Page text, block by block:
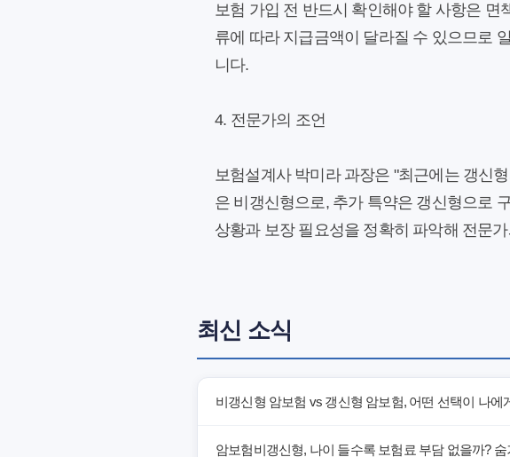
보험 가입 전 반드시 확인해야 할 사항은
류에 따라 지급금액이 달라질 수 있으므로
니다.
4. 전문가의 조언
보험설계사 박미라 과장은 "최근에는 갱신
은 비갱신형으로, 추가 특약은 갱신형으로
상황과 보장 필요성을 정확히 파악해 전문
최신 소식
비갱신형 암보험 vs 갱신형 암보험, 어떤 선택이 나에
암보험비갱신형, 나이 들수록 보험료 부담 없을까?